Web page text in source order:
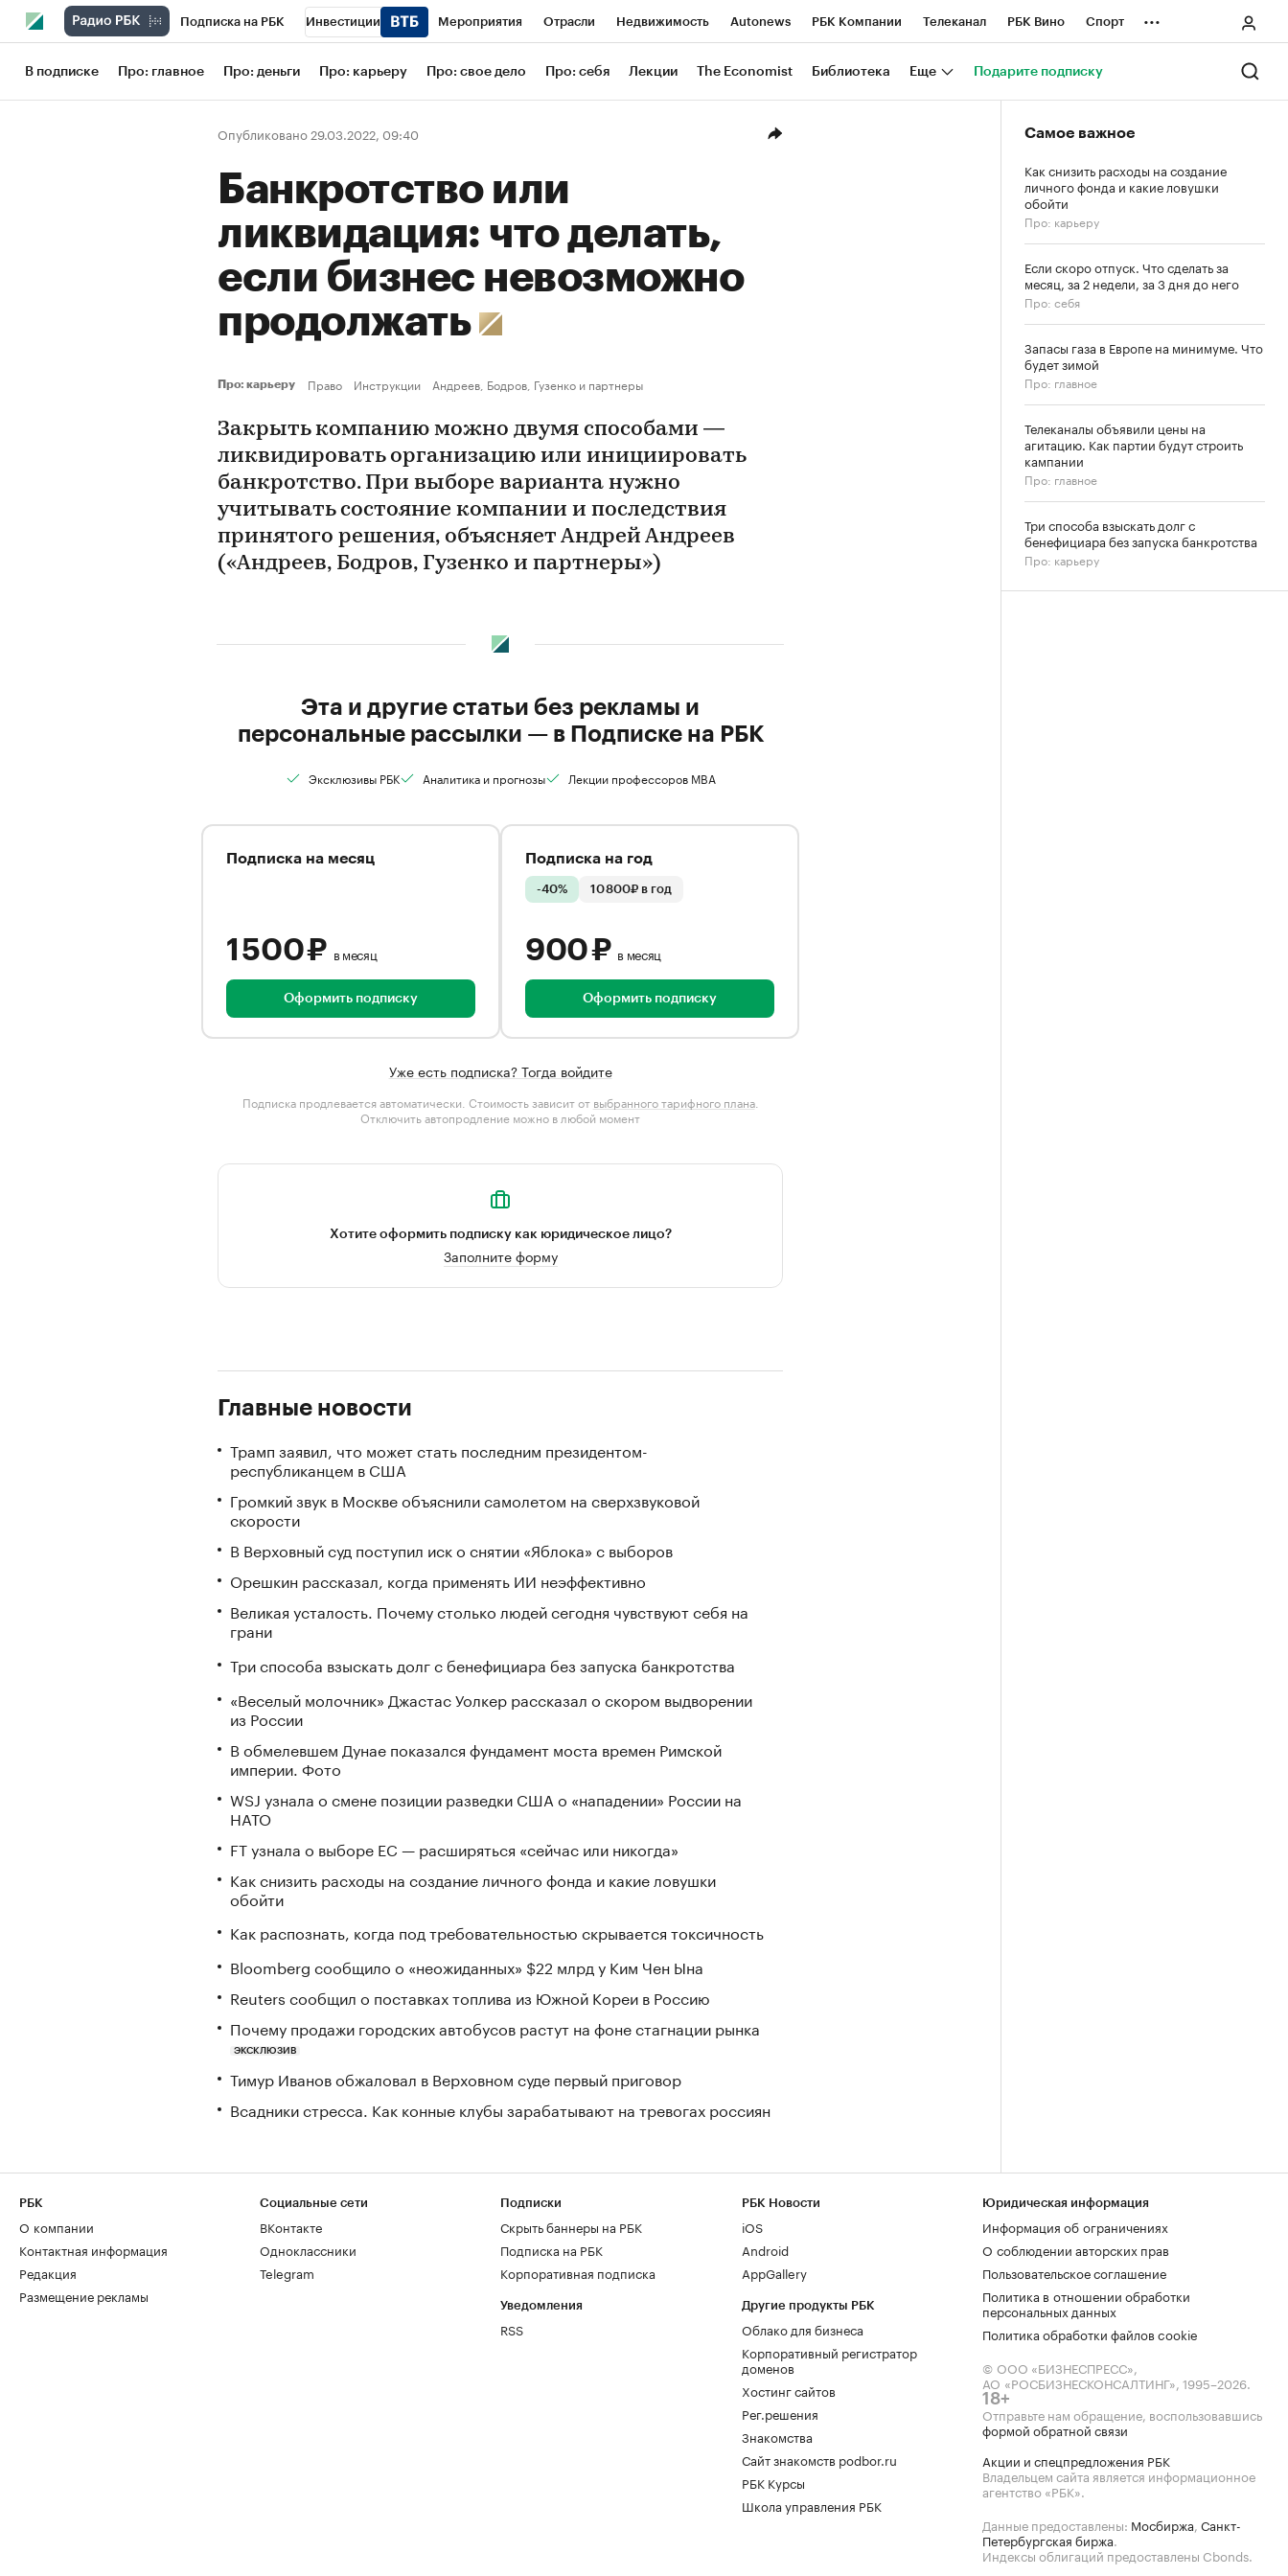
Подписка на РБК Инвестиции Мероприятия Отрасли Недвижимость Autonews РБК Компании Телеканал РБК Вино Спорт
Школа управления РБК РБК Образование РБК Life Тренды Визионеры Национальные проекты Город
Рынок наличной валюты
...
В подписке Про: главное Про: деньги Про: карьеру Про: свое дело Про: себя Лекции The Economist Библиотека Еще Подарите подписку
Опубликовано 29.03.2022, 09:40
Банкротство или
ликвидация: что делать,
если бизнес невозможно
продолжать
Про: карьеру Право Инструкции Андреев, Бодров, Гузенко и партнеры
Закрыть компанию можно двумя способами —
ликвидировать организацию или инициировать
банкротство. При выборе варианта нужно
учитывать состояние компании и последствия
принятого решения, объясняет Андрей Андреев
(«Андреев, Бодров, Гузенко и партнеры»)
Эта и другие статьи без рекламы и
персональные рассылки — в Подписке на РБК
Эксклюзивы РБК Аналитика и прогнозы Лекции профессоров MBA
Подписка на месяц
1 500 ₽ в месяц
Оформить подписку
Подписка на год
-40% 10 800₽ в год
900 ₽ в месяц
Оформить подписку
Уже есть подписка? Тогда войдите
Подписка продлевается автоматически. Стоимость зависит от выбранного тарифного плана.
Отключить автопродление можно в любой момент
Хотите оформить подписку как юридическое лицо?
Заполните форму
Главные новости
Трамп заявил, что может стать последним президентом-
республиканцем в США
Громкий звук в Москве объяснили самолетом на сверхзвуковой
скорости
В Верховный суд поступил иск о снятии «Яблока» с выборов
Орешкин рассказал, когда применять ИИ неэффективно
Великая усталость. Почему столько людей сегодня чувствуют себя на
грани
Три способа взыскать долг с бенефициара без запуска банкротства
«Веселый молочник» Джастас Уолкер рассказал о скором выдворении
из России
В обмелевшем Дунае показался фундамент моста времен Римской
империи. Фото
WSJ узнала о смене позиции разведки США о «нападении» России на
НАТО
FT узнала о выборе ЕС — расширяться «сейчас или никогда»
Как снизить расходы на создание личного фонда и какие ловушки
обойти
Как распознать, когда под требовательностью скрывается токсичность
Bloomberg сообщило о «неожиданных» $22 млрд у Ким Чен Ына
Reuters сообщил о поставках топлива из Южной Кореи в Россию
Почему продажи городских автобусов растут на фоне стагнации рынка
ЭКСКЛЮЗИВ
Тимур Иванов обжаловал в Верховном суде первый приговор
Всадники стресса. Как конные клубы зарабатывают на тревогах россиян
Самое важное
Как снизить расходы на создание
личного фонда и какие ловушки
обойти
Про: карьеру
Если скоро отпуск. Что сделать за
месяц, за 2 недели, за 3 дня до него
Про: себя
Запасы газа в Европе на минимуме. Что
будет зимой
Про: главное
Телеканалы объявили цены на
агитацию. Как партии будут строить
кампании
Про: главное
Три способа взыскать долг с
бенефициара без запуска банкротства
Про: карьеру
РБК
О компании
Контактная информация
Редакция
Размещение рекламы
Социальные сети
ВКонтакте
Одноклассники
Telegram
Подписки
Скрыть баннеры на РБК
Подписка на РБК
Корпоративная подписка
Уведомления
RSS
РБК Новости
iOS
Android
AppGallery
Другие продукты РБК
Облако для бизнеса
Корпоративный регистратор
доменов
Хостинг сайтов
Рег.решения
Знакомства
Сайт знакомств podbor.ru
РБК Курсы
Школа управления РБК
Юридическая информация
Информация об ограничениях
О соблюдении авторских прав
Пользовательское соглашение
Политика в отношении обработки
персональных данных
Политика обработки файлов cookie
© ООО «БИЗНЕСПРЕСС»,
АО «РОСБИЗНЕСКОНСАЛТИНГ», 1995–2026.
18+
Отправьте нам обращение, воспользовавшись
формой обратной связи
Акции и спецпредложения РБК
Владельцем сайта является информационное
агентство «РБК».
Данные предоставлены: Мосбиржа, Санкт-
Петербургская биржа.
Индексы облигаций предоставлены Cbonds.